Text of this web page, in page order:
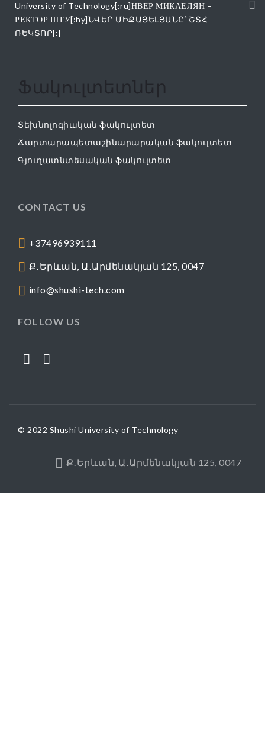
University of Technology[:ru]НВЕР МИКАЕЛЯН –
РЕКТОР ШТУ[:hy]ՆՎԵՐ ՄԻՔԱՅԵԼՅԱՆԸ՝ ՇՏՀ
ՌԵԿՏՈՐ[:]
Ֆակուլտետներ
Տեխնոլոգիական ֆակուլտետ
Ճարտարապետաշինարարական ֆակուլտետ
Գյուղատնտեսական ֆակուլտետ
CONTACT US
+37496939111
Ք․Երևան, Ա․Արմենակյան 125, 0047
info@shushi-tech.com
FOLLOW US
© 2022 Shushi University of Technology
Ք․Երևան, Ա․Արմենակյան 125, 0047